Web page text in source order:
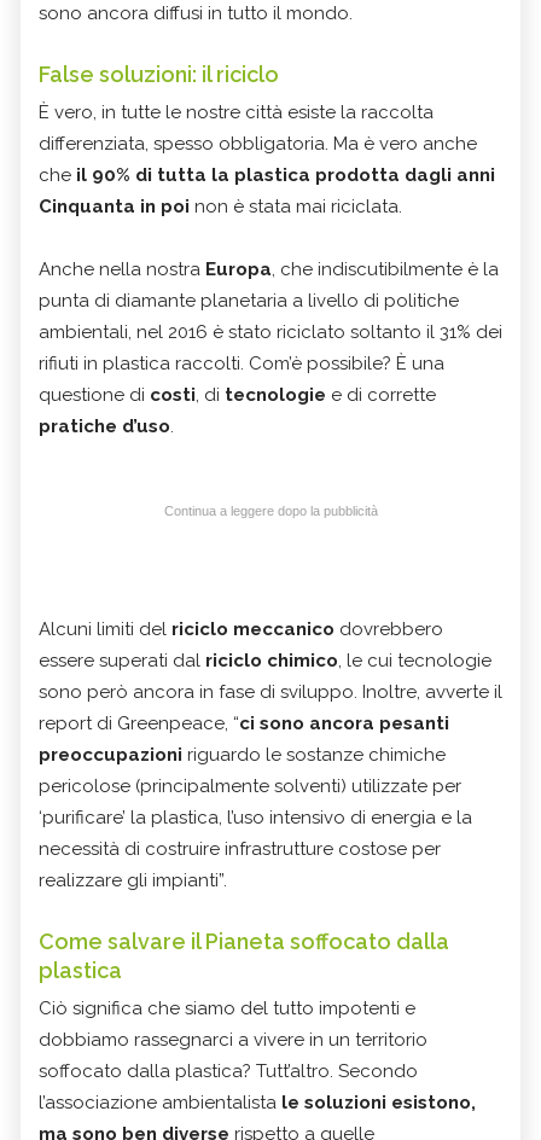
sono ancora diffusi in tutto il mondo.
False soluzioni: il riciclo
È vero, in tutte le nostre città esiste la raccolta
differenziata, spesso obbligatoria. Ma è vero anche
che il 90% di tutta la plastica prodotta dagli anni
Cinquanta in poi non è stata mai riciclata.
Anche nella nostra Europa , che indiscutibilmente è la
punta di diamante planetaria a livello di politiche
ambientali, nel 2016 è stato riciclato soltanto il 31% dei
rifiuti in plastica raccolti. Com’è possibile? È una
questione di costi , di tecnologie e di corrette
pratiche d’uso
Continua a leggere dopo la pubblicità
Alcuni limiti del riciclo meccanico dovrebbero
essere superati dal riciclo chimico , le cui tecnologie
sono però ancora in fase di sviluppo. Inoltre, avverte il
report di Greenpeace, “ci sono ancora pesanti
preoccupazioni riguardo le sostanze chimiche
pericolose (principalmente solventi) utilizzate per
‘purificare’ la plastica, l’uso intensivo di energia e la
necessità di costruire infrastrutture costose per
realizzare gli impianti”.
Come salvare il Pianeta soffocato dalla
plastica
Ciò significa che siamo del tutto impotenti e
dobbiamo rassegnarci a vivere in un territorio
soffocato dalla plastica? Tutt’altro. Secondo
l’associazione ambientalista le soluzioni esistono,
ma sono ben diverse rispetto a quelle